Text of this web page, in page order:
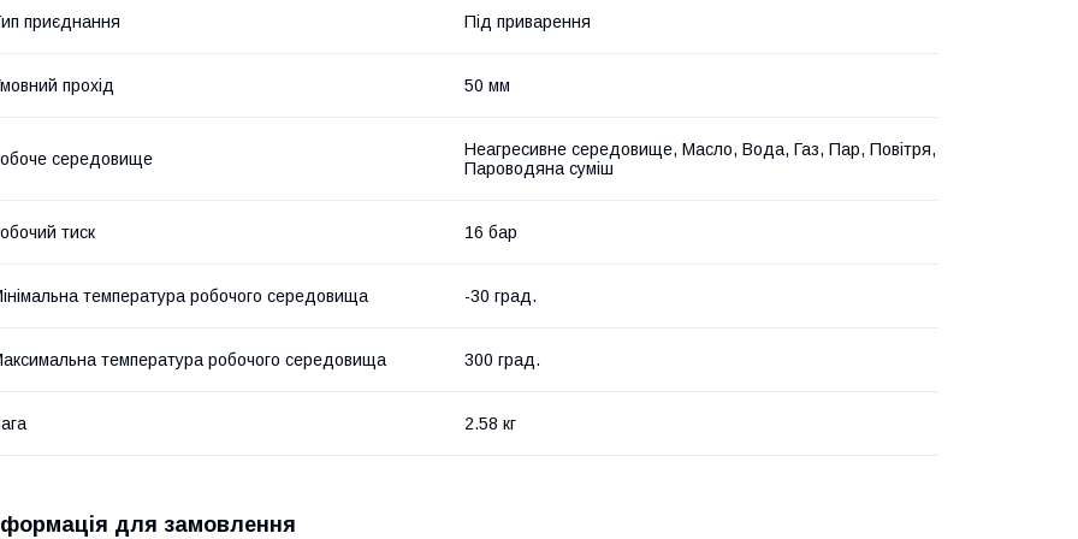
приєднання Під приварення
прохід 50 мм
середовище
Неагресивне середовище, Масло, Вода, Газ, Пар, Повітря,
Пароводяна суміш
тиск 16 бар
температура робочого середовища -30 град.
температура робочого середовища 300 град.
2.58 кг
для замовлення